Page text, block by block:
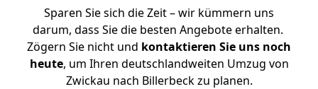
Sparen Sie sich die Zeit – wir kümmern uns
darum, dass Sie die besten Angebote erhalten.
Zögern Sie nicht und kontaktieren Sie uns noch
heute, um Ihren deutschlandweiten Umzug von
Zwickau nach Billerbeck zu planen.